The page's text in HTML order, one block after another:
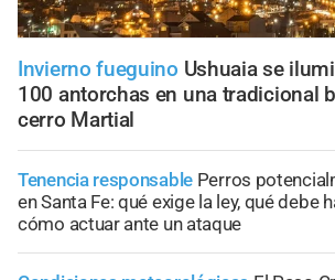
Invierno fueguino Ushuaia se
100 antorchas en una tradicional
cerro Martial
Tenencia responsable Perros
en Santa Fe: qué exige la ley, qué debe
cómo actuar ante un ataque